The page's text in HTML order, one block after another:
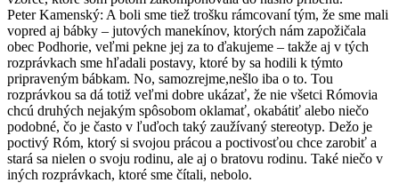
Peter Kamenský: A boli sme tiež trošku rámcovaní tým, že sme mali
vopred aj bábky – jutových manekínov, ktorých nám zapožičala
obec Podhorie, veľmi pekne jej za to ďakujeme – takže aj v tých
rozprávkach sme hľadali postavy, ktoré by sa hodili k týmto
pripraveným bábkam. No, samozrejme,nešlo iba o to. Tou
rozprávkou sa dá totiž veľmi dobre ukázať, že nie všetci Rómovia
chcú druhých nejakým spôsobom oklamať, okabátiť alebo niečo
podobné, čo je často v ľuďoch taký zaužívaný stereotyp. Dežo je
poctivý Róm, ktorý si svojou prácou a poctivosťou chce zarobiť a
stará sa nielen o svoju rodinu, ale aj o bratovu rodinu. Také niečo v
iných rozprávkach, ktoré sme čítali, nebolo.